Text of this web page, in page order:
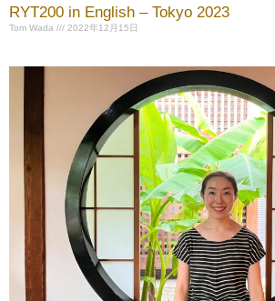
RYT200 in English – Tokyo 2023
Tom Wada 2022年12月15日